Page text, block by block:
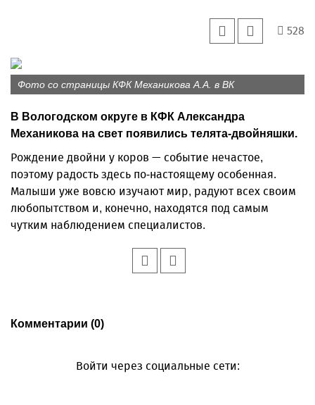
528
Фото со страницы КФК Механикова А.А. в ВК
В Вологодском округе в КФК Александра
Механикова на свет появились телята-двойняшки.
Рождение двойни у коров — событие нечастое,
поэтому радость здесь по-настоящему особенная.
Малыши уже вовсю изучают мир, радуют всех своим
любопытством и, конечно, находятся под самым
чутким наблюдением специалистов.
Комментарии (0)
Войти через социальные сети: